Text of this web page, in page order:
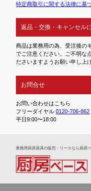
特定商取引に関する法律に基
返品・交換・キャンセル
商品は業務用の為、受注後の
でご注意ください。ご不明な
ださいますようお願い申し上
お問合せ
お問い合わせはこちら
フリーダイヤル0120-706-862
平日9:00〜18:00
業務⽤厨房器具の販売・リースなら厨房